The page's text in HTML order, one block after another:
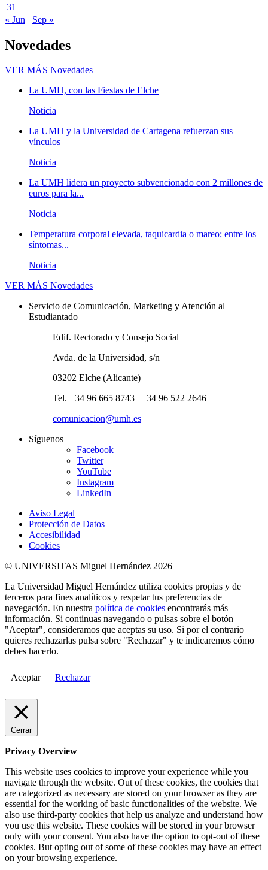
31
« Jun
Sep »
Novedades
VER MÁS Novedades
La UMH, con las Fiestas de Elche
Noticia
La UMH y la Universidad de Cartagena refuerzan sus
vínculos
Noticia
La UMH lidera un proyecto subvencionado con 2 millones de
euros para la...
Noticia
Temperatura corporal elevada, taquicardia o mareo; entre los
síntomas...
Noticia
VER MÁS Novedades
Servicio de Comunicación, Marketing y Atención al
Estudiantado
Edif. Rectorado y Consejo Social
Avda. de la Universidad, s/n
03202 Elche (Alicante)
Tel. +34 96 665 8743 | +34 96 522 2646
comunicacion@umh.es
Síguenos
Facebook
Twitter
YouTube
Instagram
LinkedIn
Aviso Legal
Protección de Datos
Accesibilidad
Cookies
© UNIVERSITAS Miguel Hernández 2026
La Universidad Miguel Hernández utiliza cookies propias y de
terceros para fines analíticos y respetar tus preferencias de
navegación. En nuestra política de cookies encontrarás más
información. Si continuas navegando o pulsas sobre el botón
"Aceptar", consideramos que aceptas su uso. Si por el contrario
quieres rechazarlas pulsa sobre "Rechazar" y te indicaremos cómo
debes hacerlo.
Aceptar Rechazar
Cerrar
Privacy Overview
This website uses cookies to improve your experience while you
navigate through the website. Out of these cookies, the cookies that
are categorized as necessary are stored on your browser as they are
essential for the working of basic functionalities of the website. We
also use third-party cookies that help us analyze and understand how
you use this website. These cookies will be stored in your browser
only with your consent. You also have the option to opt-out of these
cookies. But opting out of some of these cookies may have an effect
on your browsing experience.